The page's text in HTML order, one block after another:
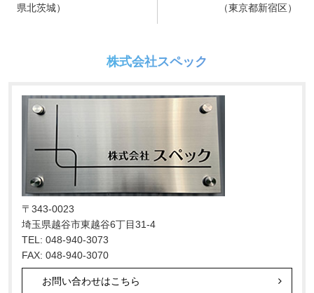
稿
（東京都新宿区）
県北茨城）
株式会社スペック
〒343-0023
埼玉県越谷市東越谷6丁目31-4
TEL: 048-940-3073
FAX: 048-940-3070
お問い合わせはこちら